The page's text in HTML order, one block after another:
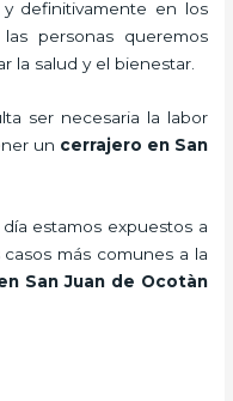
y definitivamente en los
personas queremos
la salud y el bienestar.
ser necesaria la labor
un cerrajero en San
estamos expuestos a
más comunes a la
San Juan de Ocotàn